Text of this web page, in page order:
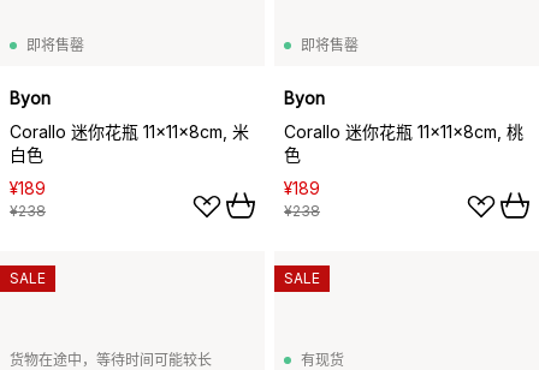
即将售罄
Byon
Corallo 迷你花瓶 11x11x8cm, 米
白色
¥189
¥238
即将售罄
Byon
Corallo 迷你花瓶 11x11x8cm, 桃
色
¥189
¥238
货物在途中，等待时间可能较长
SALE
有现货
SALE